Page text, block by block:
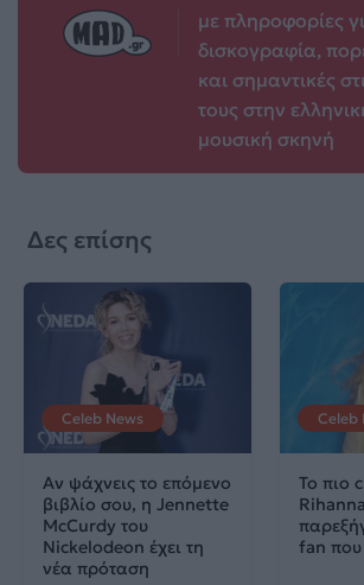
με πληροφορίες
δισκογραφία,
και σημαντικές
τους στην
μουσική σκηνή
Δες επίσης
Celeb News
Αν ψάχνεις το επόμενο
βιβλίο σου, η Jennette
McCurdy του
Nickelodeon έχει τη
νέα πρόταση
Celeb
Το πιο
fan